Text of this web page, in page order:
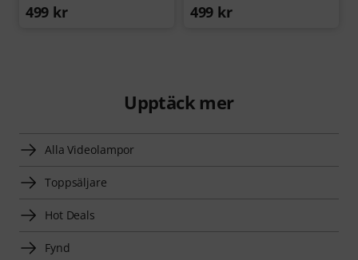
499 kr 499 kr
Upptäck mer
Alla Videolampor
Toppsäljare
Hot Deals
Fynd